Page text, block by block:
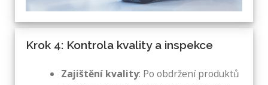
Krok 4: Kontrola kvality a inspekce
Zajištění kvality: Po obdržení produktů